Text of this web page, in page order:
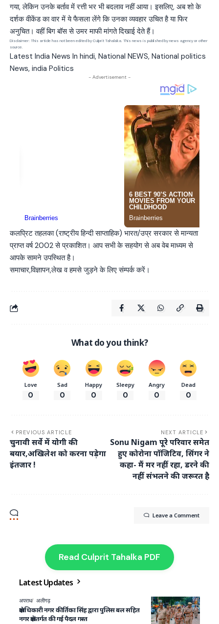
गया, लेकिन उनके बर्ताव में रत्ती भर भी बदलाव नहीं आया। इसलिए, अब शो के
दर्शक वीकेंड का वार में ये फैसला लेंगे कि उनका व्यवहार उचित है या फिर
अनुचित। वहीं बिग बॉस से उमर माफी मांगते दिखाई देते हैं।
Disclaimer: This article has not been edited by Culprit Tahalaka. This news is published by news agency or other
source.
Latest India News In hindi, National NEWS, National politics
News, india Politics
- Advertisement -
कलप्रिट तहलका (राष्ट्रीय हिन्दी साप्ताहिक) भारत/उप्र सरकार से मान्यता
प्राप्त वर्ष 2002 से प्रकाशित। आप सभी के सहयोग से अब वेब माध्यम से
आपके सामने उपस्थित है।
समाचार,विज्ञापन,लेख व हमसे जुड़ने के लिए संम्पर्क करें।
What do you think?
Love
0
Sad
0
Happy
0
Sleepy
0
Angry
0
Dead
0
PREVIOUS ARTICLE
चुनावी सर्वे में योगी की
बयार,अखिलेश को करना पड़ेगा
इंतजार !
NEXT ARTICLE
Sonu Nigam पूरे परिवार समेत
हुए कोरोना पॉजिटिव, सिंगर ने
कहा- मैं मर नहीं रहा, डरने की
नहीं संभलने की जरूरत है
Leave a Comment
Read Culprit Tahalka PDF
Latest Updates
अपराध अलीगढ़
क्षेत्राधिकारी नगर कीर्तिका सिंह द्वारा पुलिस बल सहित
नगर क्षेत्रांतर्गत की गई पैदल गस्त